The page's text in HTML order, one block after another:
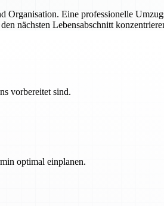
Eine professionelle
nächsten Lebensabschnitt
vorbereitet sind.
optimal einplanen.